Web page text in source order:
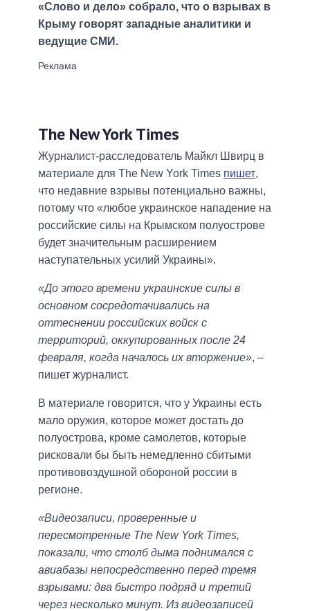
«Слово и дело» собрало, что о взрывах в
Крыму говорят западные аналитики и
ведущие СМИ.
The New York Times
Журналист-расследователь Майкл Швирц в
материале для The New York Times пишет,
что недавние взрывы потенциально важны,
потому что «любое украинское нападение на
российские силы на Крымском полуострове
будет значительным расширением
наступательных усилий Украины».
«До этого времени украинские силы в
основном сосредотачивались на
оттеснении российских войск с
территорий, оккупированных после 24
февраля, когда началось их вторжение», –
пишет журналист.
В материале говорится, что у Украины есть
мало оружия, которое может достать до
полуострова, кроме самолетов, которые
рисковали бы быть немедленно сбитыми
противовоздушной обороной россии в
регионе.
«Видеозаписи, проверенные и
пересмотренные The New York Times,
показали, что столб дыма поднимался с
авиабазы ​​непосредственно перед тремя
взрывами: два быстро подряд и третий
через несколько минут. Из видеозаписей